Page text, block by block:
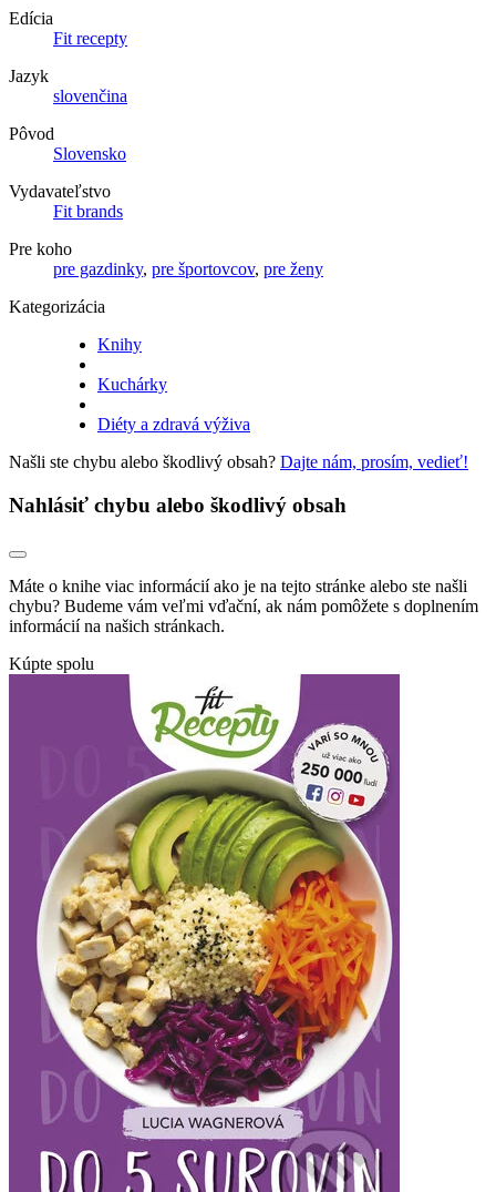
Edícia
Fit recepty
Jazyk
slovenčina
Pôvod
Slovensko
Vydavateľstvo
Fit brands
Pre koho
pre gazdinky, pre športovcov, pre ženy
Kategorizácia
Knihy
Kuchárky
Diéty a zdravá výživa
Našli ste chybu alebo škodlivý obsah? Dajte nám, prosím, vedieť!
Nahlásiť chybu alebo škodlivý obsah
Máte o knihe viac informácií ako je na tejto stránke alebo ste našli
chybu? Budeme vám veľmi vďační, ak nám pomôžete s doplnením
informácií na našich stránkach.
Kúpte spolu